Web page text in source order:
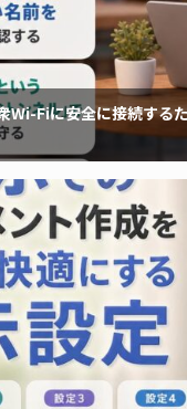
Wi-Fiに安全に接続する